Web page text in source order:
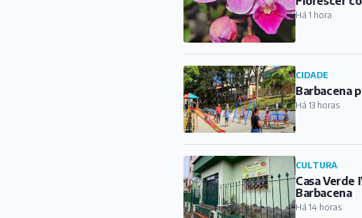
Barbacena
domingo
CIDADE